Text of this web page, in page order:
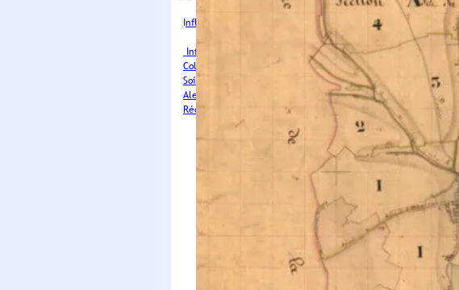
Vacances scolaires : le calendrier pour 2025-2026
Influenza Aviaire concernant la commune de Melay
Ce qui change en février 2025
Influenza aviaire hautement pathogène
Collecte objets métalliques 2026
Soirée choucroute de l'Association Les 3 Melay de France
Alerte sècheresse renforcée
Réouverture de la piscine (01 avril 2026)
La CCSF s'associe avec la
Mutuelle Just
pour l’accès à
Se former à l'informatique
L’
allocation personnalisée d’autonomie: une aide pour
Demande de visibilité - relais
: événement inédit pour
Arrêté de
divagation des chiens